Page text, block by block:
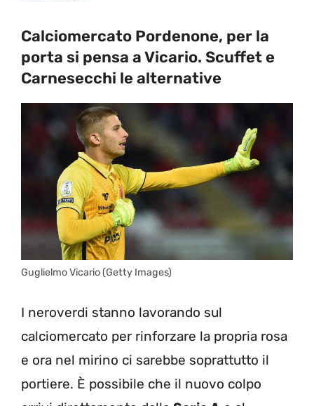
Calciomercato Pordenone, per la
porta si pensa a Vicario. Scuffet e
Carnesecchi le alternative
Guglielmo Vicario (Getty Images)
I neroverdi stanno lavorando sul
calciomercato per rinforzare la propria rosa
e ora nel mirino ci sarebbe soprattutto il
portiere. È possibile che il nuovo colpo